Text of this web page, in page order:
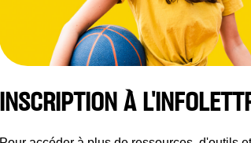
INSCRIPTION À